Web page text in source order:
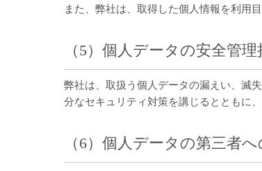
また、弊社は、取得した個人情報を利用
（5）個人データの安全管理
弊社は、取扱う個人データの漏えい、滅
分なセキュリティ対策を講じるとともに
（6）個人データの第三者